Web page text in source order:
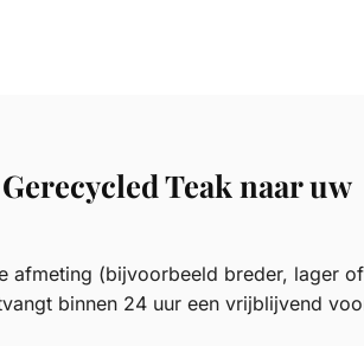
Teak naar uw
afmeting (bijvoorbeeld breder, lager of
binnen 24 uur een vrijblijvend